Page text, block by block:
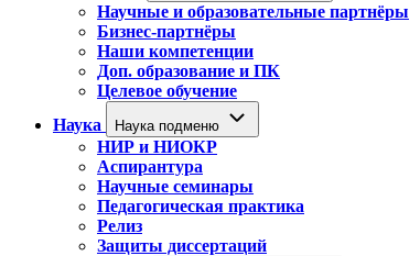
Научные и образовательные партнёры
Бизнес-партнёры
Наши компетенции
Доп. образование и ПК
Целевое обучение
Наука
Наука подменю
НИР и НИОКР
Аспирантура
Научные семинары
Педагогическая практика
Релиз
Защиты диссертаций